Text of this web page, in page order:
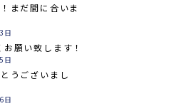
まだ間に合いま
日
お願い致します！
日
うございまし
日